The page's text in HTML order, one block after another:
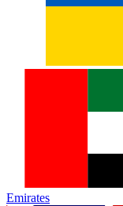
Emirates